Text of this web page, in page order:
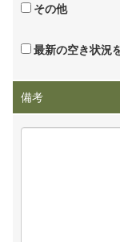
その他
最新の空き状況
備考